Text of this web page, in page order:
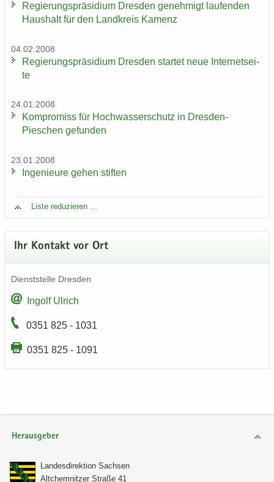
Re­gie­rungs­prä­si­di­um Dres­den ge­neh­migt lau­fen­den
Haus­halt für den Land­kreis Ka­menz
04.02.2008
Re­gie­rungs­prä­si­di­um Dres­den star­tet neue In­ter­net­sei­
te
24.01.2008
Kom­pro­miss für Hoch­was­ser­schutz in Dresden-​
Pieschen ge­fun­den
23.01.2008
In­ge­nieu­re gehen stif­ten
Liste re­du­zie­ren ...
Ihr Kon­takt vor Ort
Dienst­stel­le Dres­den
In­golf Ul­rich
0351 825 - 1031
0351 825 - 1091
Herausgeber
Lan­des­di­rek­ti­on Sach­sen
Alt­chem­nit­zer Stra­ße 41